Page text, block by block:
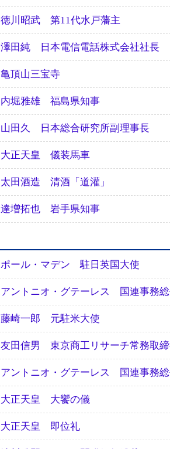
徳川昭武 第11代水戸藩主
澤田純 日本電信電話株式会社社長
亀頂山三宝寺
内堀雅雄 福島県知事
山田久 日本総合研究所副理事長
大正天皇 儀装馬車
太田酒造 清酒「道灌」
達増拓也 岩手県知事
ポール・マデン 駐日英国大使
アントニオ・グテーレス 国連事務
藤崎一郎 元駐米大使
友田信男 東京商工リサーチ常務取
アントニオ・グテーレス 国連事務
大正天皇 大饗の儀
大正天皇 即位礼